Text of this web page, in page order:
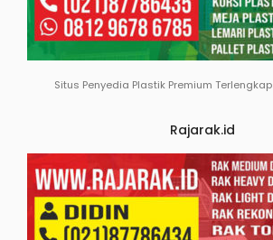
Situs Penyedia Plastik Premium Terlengkap
Rajarak.id